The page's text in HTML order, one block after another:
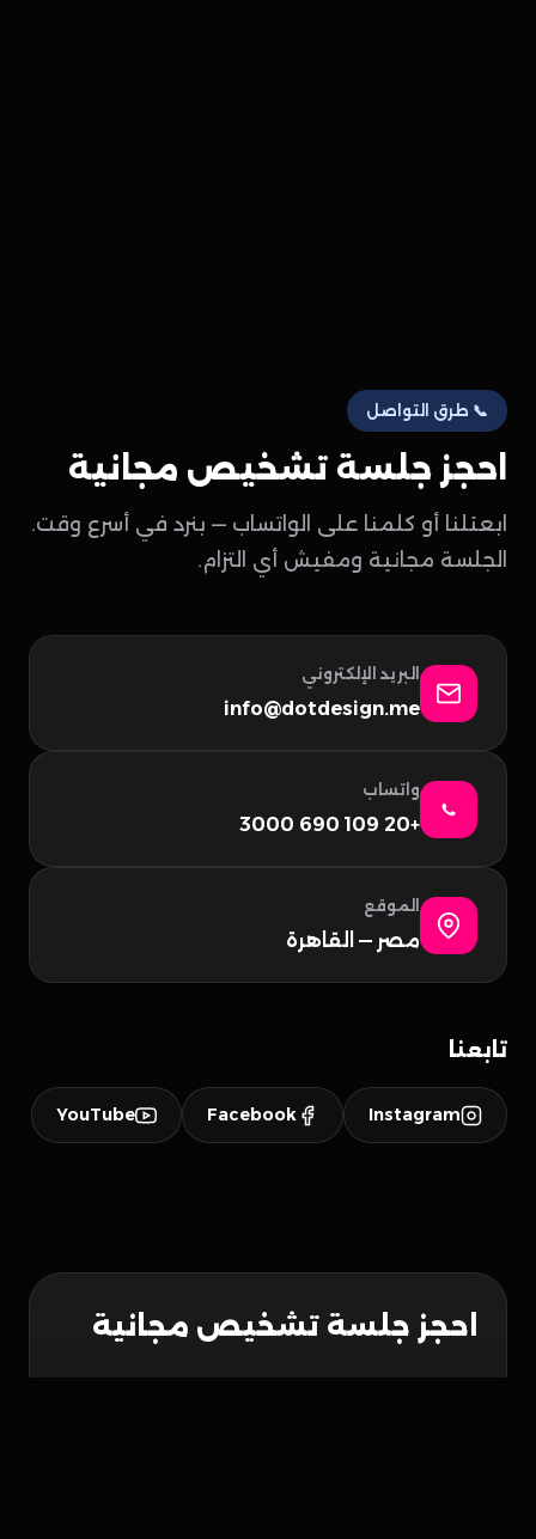
📞 طرق التواصل
احجز جلسة تشخيص مجانية
ابعتلنا أو كلمنا على الواتساب — بنرد في أسرع وقت.
الجلسة مجانية ومفيش أي التزام.
البريد الإلكتروني
info@dotdesign.me
واتساب
+20 109 690 3000
الموقع
مصر — القاهرة
تابعنا
Instagram
Facebook
YouTube
احجز جلسة تشخيص مجانية